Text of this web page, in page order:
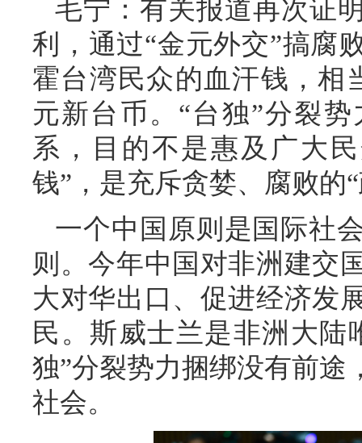
毛宁：有关报道再次证
利，通过“金元外交”搞腐
霍台湾民众的血汗钱，相
元新台币。“台独”分裂
系，目的不是惠及广大
钱”，是充斥贪婪、腐败的
一个中国原则是国际社
则。今年中国对非洲建交
大对华出口、促进经济发
民。斯威士兰是非洲大陆
独”分裂势力捆绑没有前途
社会。